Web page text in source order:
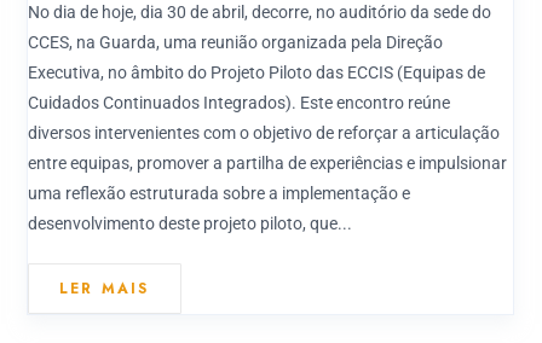
No dia de hoje, dia 30 de abril, decorre, no auditório da sede do
CCES, na Guarda, uma reunião organizada pela Direção
Executiva, no âmbito do Projeto Piloto das ECCIS (Equipas de
Cuidados Continuados Integrados). Este encontro reúne
diversos intervenientes com o objetivo de reforçar a articulação
entre equipas, promover a partilha de experiências e impulsionar
uma reflexão estruturada sobre a implementação e
desenvolvimento deste projeto piloto, que...
LER MAIS